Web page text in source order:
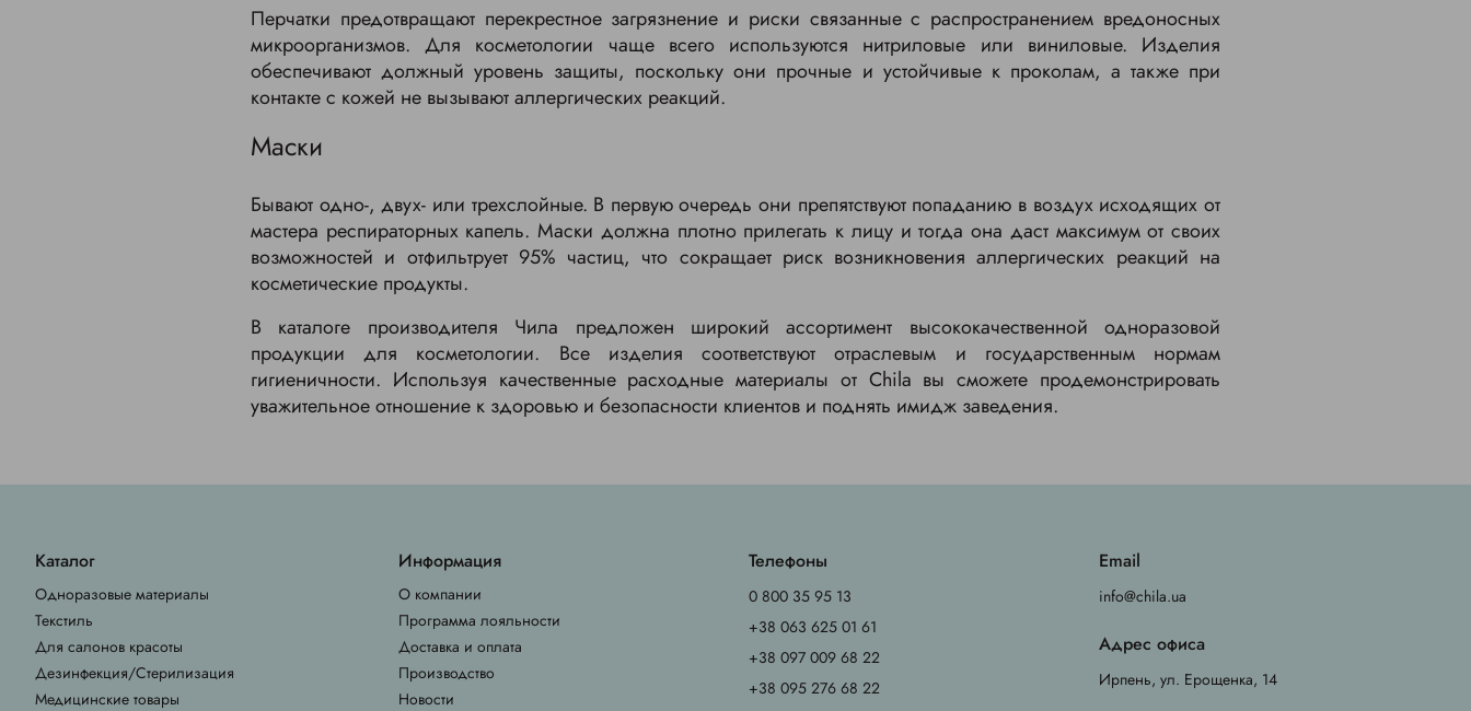
Перчатки предотвращают перекрестное загрязнение и риски связанные с распространением вредоносных
микроорганизмов. Для косметологии чаще всего используются нитриловые или виниловые. Изделия
обеспечивают должный уровень защиты, поскольку они прочные и устойчивые к проколам, а также при
контакте с кожей не вызывают аллергических реакций.
Маски
Бывают одно-, двух- или трехслойные. В первую очередь они препятствуют попаданию в воздух исходящих от
мастера респираторных капель. Маски должна плотно прилегать к лицу и тогда она даст максимум от своих
возможностей и отфильтрует 95% частиц, что сокращает риск возникновения аллергических реакций на
косметические продукты.
В каталоге производителя Чила предложен широкий ассортимент высококачественной одноразовой
продукции для косметологии. Все изделия соответствуют отраслевым и государственным нормам
гигиеничности. Используя качественные расходные материалы от Chila вы сможете продемонстрировать
уважительное отношение к здоровью и безопасности клиентов и поднять имидж заведения.
Каталог
Одноразовые материалы
Текстиль
Для салонов красоты
Дезинфекция/Стерилизация
Медицинские товары
Информация
О компании
Программа лояльности
Доставка и оплата
Производство
Новости
Телефоны
0 800 35 95 13
+38 063 625 01 61
+38 097 009 68 22
+38 095 276 68 22
Email
info@chila.ua
Адрес офиса
Ирпень, ул. Ерощенка, 14